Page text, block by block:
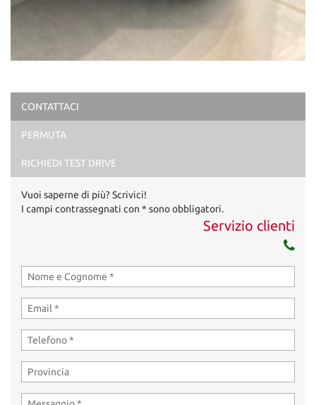
CONTATTACI
PERMUTA
RICHIEDI TEST DRIVE
Vuoi saperne di più? Scrivici!
I campi contrassegnati con * sono obbligatori.
Servizio clienti